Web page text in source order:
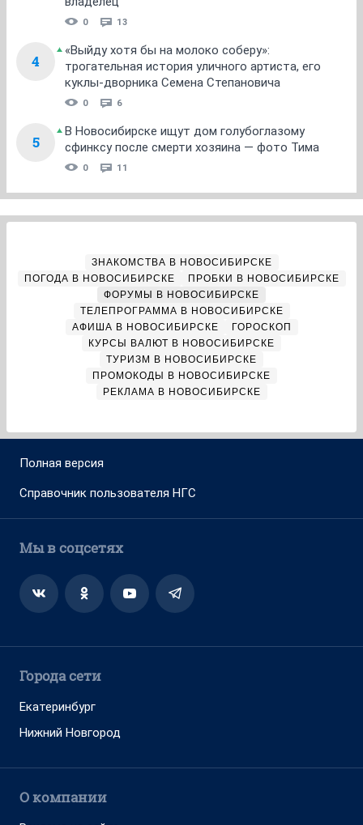
0 13
4
«Выйду хотя бы на молоко соберу»:
трогательная история уличного артиста, его
куклы-дворника Семена Степановича
0 6
5
В Новосибирске ищут дом голубоглазому
сфинксу после смерти хозяина — фото Тима
0 11
ЗНАКОМСТВА В НОВОСИБИРСКЕ
ПОГОДА В НОВОСИБИРСКЕ
ПРОБКИ В НОВОСИБИРСКЕ
ФОРУМЫ В НОВОСИБИРСКЕ
ТЕЛЕПРОГРАММА В НОВОСИБИРСКЕ
АФИША В НОВОСИБИРСКЕ
ГОРОСКОП
КУРСЫ ВАЛЮТ В НОВОСИБИРСКЕ
ТУРИЗМ В НОВОСИБИРСКЕ
ПРОМОКОДЫ В НОВОСИБИРСКЕ
РЕКЛАМА В НОВОСИБИРСКЕ
Полная версия
Справочник пользователя НГС
Мы в соцсетях
Города сети
Екатеринбург
Нижний Новгород
О компании